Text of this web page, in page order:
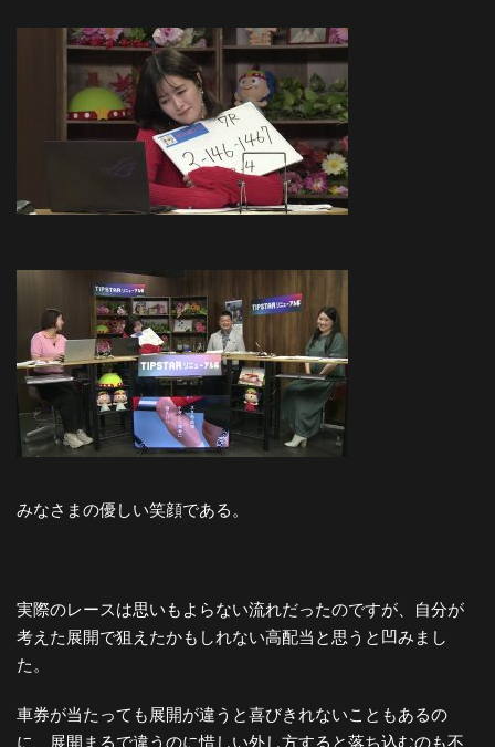
みなさまの優しい笑顔である。
実際のレースは思いもよらない流れだったのですが、自分が
考えた展開で狙えたかもしれない高配当と思うと凹みまし
た。
車券が当たっても展開が違うと喜びきれないこともあるの
に、展開まるで違うのに惜しい外し方すると落ち込むのも不